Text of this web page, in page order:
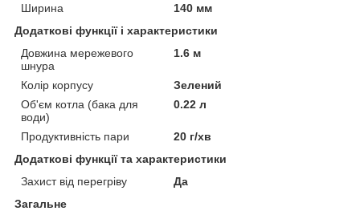
Ширина
140 мм
Додаткові функції і характеристики
Довжина мережевого
шнура
1.6 м
Колір корпусу
Зелений
Об'єм котла (бака для
води)
0.22 л
Продуктивність пари
20 г/хв
Додаткові функції та характеристики
Захист від перегріву
Да
Загальне